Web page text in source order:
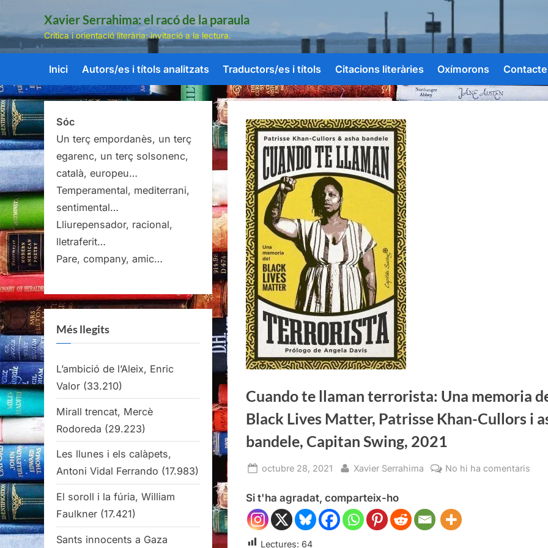
Skip
content
Xavier Serrahima: el racó de la paraula
Crítica i orientació literària: invitació a la lectura.
Inici Autors/es i títols analitzats Traductors/es i títols Citacions literàries Oxímorons Contacte
Cuando te llaman terrorista: Una memoria
Black Lives Matter, Patrisse Khan-Cullors i
bandele, Capitan Swing, 2021
Posted
octubre 28, 2021 By
Xavier Serrahima No hi ha comentaris
Si t'ha agradat, comparteix-ho
Lectures: 64
Sóc
Un terç empordanès, un terç
egarenc, un terç solsonenc,
català, europeu…
Temperamental, mediterrani,
sentimental…
Lliurepensador, racional,
lletraferit…
Pare, company, amic…
Més llegits
L’ambició de l’Aleix, Enric
Valor (33.210)
Mirall trencat, Mercè
Rodoreda (29.223)
Les llunes i els calàpets,
Antoni Vidal Ferrando (17.983)
El soroll i la fúria, William
Faulkner (17.421)
Sants innocents a Gaza